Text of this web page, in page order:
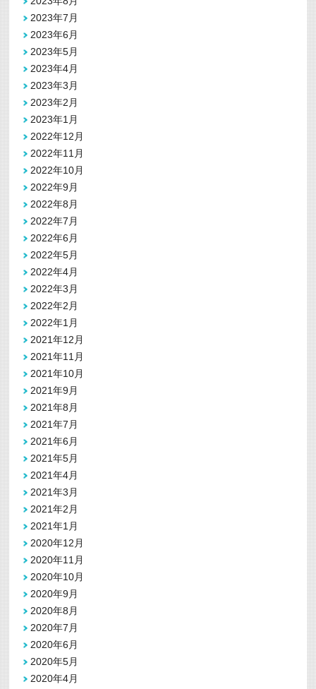
2023年7月
2023年6月
2023年5月
2023年4月
2023年3月
2023年2月
2023年1月
2022年12月
2022年11月
2022年10月
2022年9月
2022年8月
2022年7月
2022年6月
2022年5月
2022年4月
2022年3月
2022年2月
2022年1月
2021年12月
2021年11月
2021年10月
2021年9月
2021年8月
2021年7月
2021年6月
2021年5月
2021年4月
2021年3月
2021年2月
2021年1月
2020年12月
2020年11月
2020年10月
2020年9月
2020年8月
2020年7月
2020年6月
2020年5月
2020年4月